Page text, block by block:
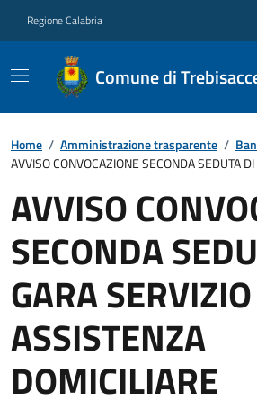
Regione Calabria
Comune di
Home / Amministrazione trasparente /
AVVISO CONVOCAZIONE SECONDA SEDUTA DI
AVVISO
SECONDA
GARA SERVIZIO
ASSISTENZA
DOMICILIARE